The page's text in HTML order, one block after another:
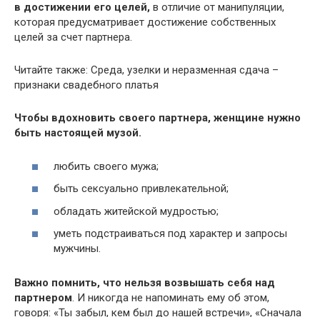
в достижении его целей, в отличие от манипуляции,
которая предусматривает достижение собственных
целей за счет партнера.
Читайте также: Среда, узелки и неразменная сдача –
признаки свадебного платья
Чтобы вдохновить своего партнера, женщине нужно
быть настоящей музой.
любить своего мужа;
быть сексуально привлекательной;
обладать житейской мудростью;
уметь подстраиваться под характер и запросы
мужчины.
Важно помнить, что нельзя возвышать себя над
партнером. И никогда не напоминать ему об этом,
говоря: «Ты забыл, кем был до нашей встречи», «Сначала